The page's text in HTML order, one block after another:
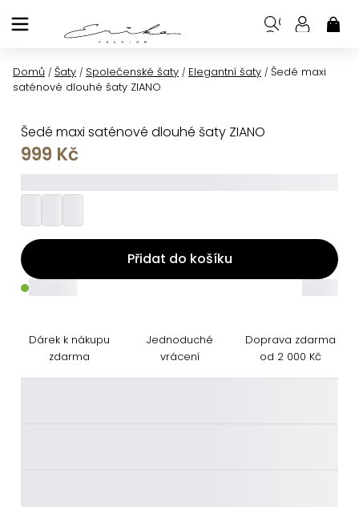
na
Domů / Šaty / Společenské šaty / Elegantní šaty / Šedé maxi
saténové dlouhé šaty ZIANO
Šedé maxi saténové dlouhé šaty ZIANO
999 Kč
Přidat do košíku
Dárek k nákupu
zdarma
Jednoduché
vrácení
Doprava zdarma
od 2 000 Kč